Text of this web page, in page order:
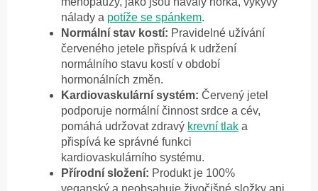
nálady a potíže se spánkem.
Normální stav kostí: Pravidelné užívání
červeného jetele přispívá k udržení
normálního stavu kostí v období
hormonálních změn.
Kardiovaskulární systém: Červený jetel
podporuje normální činnost srdce a cév,
pomáhá udržovat zdravý krevní tlak a
přispívá ke správné funkci
kardiovaskulárního systému.
Přírodní složení: Produkt je 100%
veganský a neobsahuje živočišné složky ani